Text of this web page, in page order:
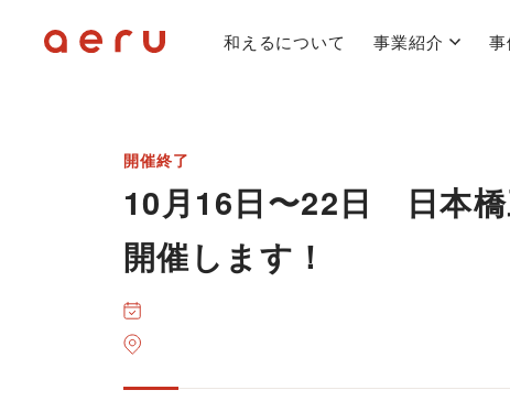
和えるについて 事業紹介 事
開催終了
10月16日〜22日 日本
開催します！